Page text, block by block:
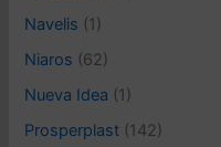
Navelis (1)
Niaros (62)
Nueva Idea (1)
Prosperplast (142)